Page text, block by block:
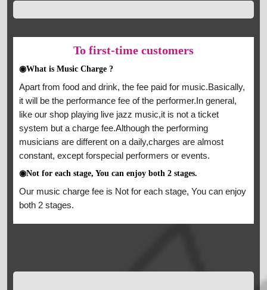
To first-time customers
◉What is Music Charge ?
Apart from food and drink, the fee paid for music.Basically,
it will be the performance fee of the performer.In general,
like our shop playing live jazz music,it is not a ticket
system but a charge fee.Although the performing
musicians are different on a daily,charges are almost
constant, except forspecial performers or events.
◉Not for each stage, You can enjoy both 2 stages.
Our music charge fee is Not for each stage, You can enjoy
both 2 stages.